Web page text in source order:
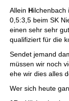
Allein Hilchenbach
0,5:3,5 beim SK
einen sehr sehr
qualifiziert für die
Sendet jemand
müssen wir noch
ehe wir dies alles
Wer sich heute